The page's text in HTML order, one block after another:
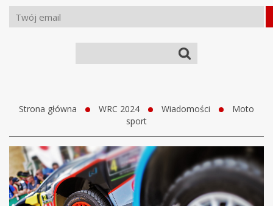
Strona główna WRC 2024 Wiadomości
Moto
sport